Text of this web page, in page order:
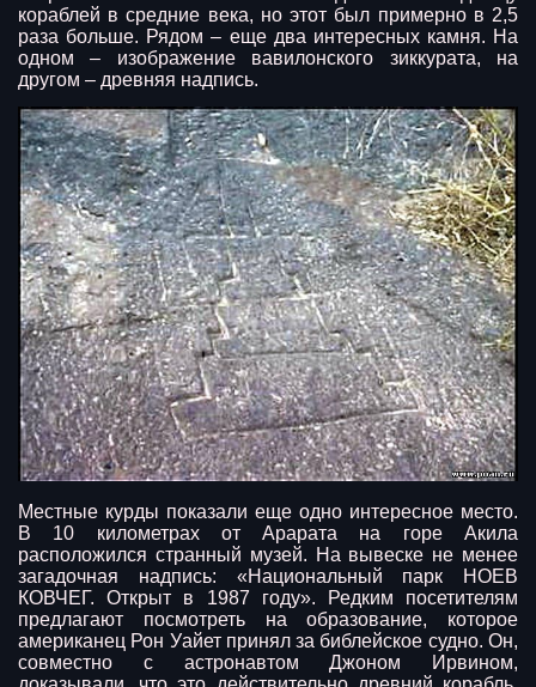
кораблей в средние века, но этот был примерно в 2,5
раза больше. Рядом – еще два интересных камня. На
одном – изображение вавилонского зиккурата, на
другом – древняя надпись.
Местные курды показали еще одно интересное место.
В 10 километрах от Арарата на горе Акила
расположился странный музей. На вывеске не менее
загадочная надпись: «Национальный парк НОЕВ
КОВЧЕГ. Открыт в 1987 году». Редким посетителям
предлагают посмотреть на образование, которое
американец Рон Уайет принял за библейское судно. Он,
совместно с астронавтом Джоном Ирвином,